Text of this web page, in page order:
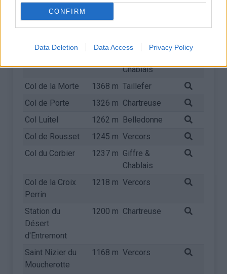
CONFIRM
Data Deletion Data Access Privacy Policy
Tunnel du
Mortier
Chablais
Col de la Morte
1368 m Taillefer
Col de Porte
1326 m Chartreuse
Col Luitel
1262 m Belledonne
Col de Rousset
1245 m Vercors
Col du Corbier
1237 m Giffre &
Chablais
Col de la Croix
Perrin
1218 m Vercors
Station du
Désert
d'Entremont
1200 m Chartreuse
Saint Nizier du
Moucherotte
1168 m Vercors